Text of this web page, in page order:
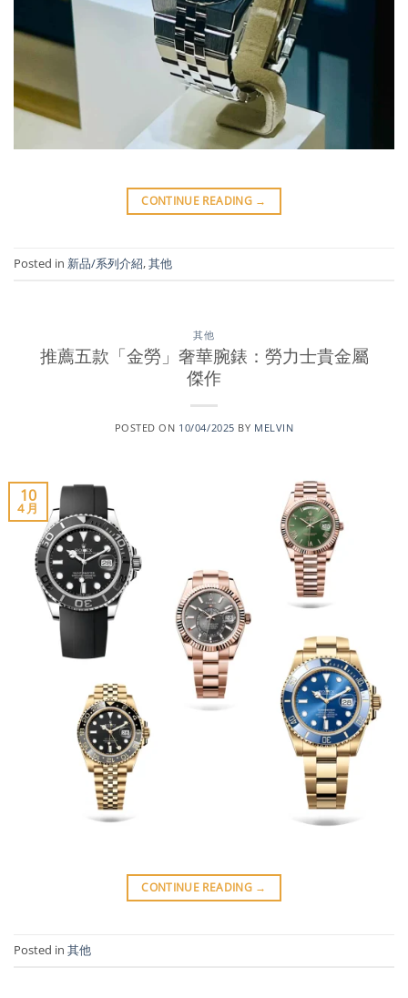
CONTINUE READING →
Posted in 新品/系列介紹,其他
其他
推薦五款「金勞」奢華腕錶：勞力士貴金屬
傑作
POSTED ON 10/04/2025 BY MELVIN
10
4 月
CONTINUE READING →
Posted in 其他